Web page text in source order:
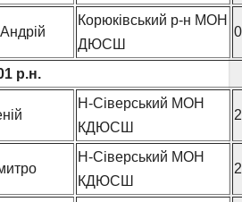
Корюківський р-н МОН
ДЮСШ
р.н.
Н-Сіверський МОН
КДЮСШ
Н-Сіверський МОН
КДЮСШ